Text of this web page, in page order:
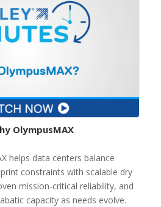
OlympusMAX
helps data centers balance
constraints with scalable dry
mission-critical reliability, and
capacity as needs evolve.